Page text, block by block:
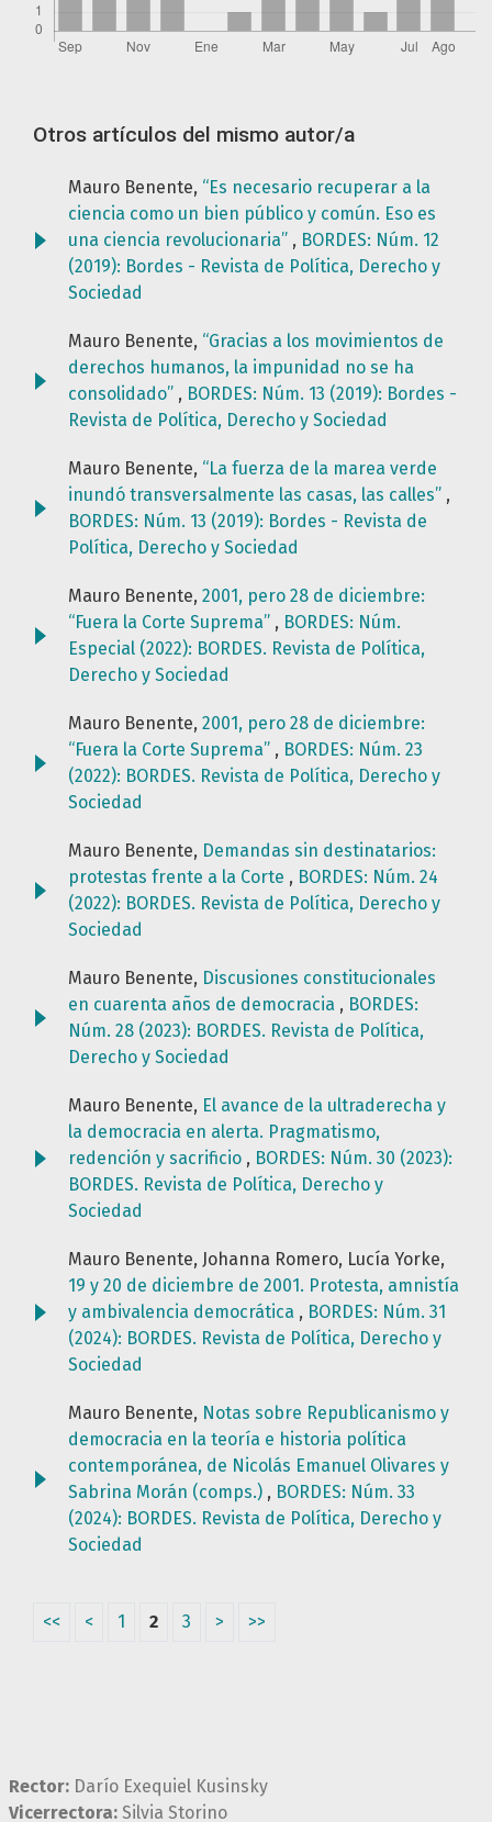
Otros artículos del mismo autor/a
Mauro Benente, “Es necesario recuperar a la
ciencia como un bien público y común. Eso es
una ciencia revolucionaria” , BORDES: Núm. 12
(2019): Bordes - Revista de Política, Derecho y
Sociedad
Mauro Benente, “Gracias a los movimientos de
derechos humanos, la impunidad no se ha
consolidado” , BORDES: Núm. 13 (2019): Bordes -
Revista de Política, Derecho y Sociedad
Mauro Benente, “La fuerza de la marea verde
inundó transversalmente las casas, las calles” ,
BORDES: Núm. 13 (2019): Bordes - Revista de
Política, Derecho y Sociedad
Mauro Benente, 2001, pero 28 de diciembre:
“Fuera la Corte Suprema” , BORDES: Núm.
Especial (2022): BORDES. Revista de Política,
Derecho y Sociedad
Mauro Benente, 2001, pero 28 de diciembre:
“Fuera la Corte Suprema” , BORDES: Núm. 23
(2022): BORDES. Revista de Política, Derecho y
Sociedad
Mauro Benente, Demandas sin destinatarios:
protestas frente a la Corte , BORDES: Núm. 24
(2022): BORDES. Revista de Política, Derecho y
Sociedad
Mauro Benente, Discusiones constitucionales
en cuarenta años de democracia , BORDES:
Núm. 28 (2023): BORDES. Revista de Política,
Derecho y Sociedad
Mauro Benente, El avance de la ultraderecha y
la democracia en alerta. Pragmatismo,
redención y sacrificio , BORDES: Núm. 30 (2023):
BORDES. Revista de Política, Derecho y
Sociedad
Mauro Benente, Johanna Romero, Lucía Yorke,
19 y 20 de diciembre de 2001. Protesta, amnistía
y ambivalencia democrática , BORDES: Núm. 31
(2024): BORDES. Revista de Política, Derecho y
Sociedad
Mauro Benente, Notas sobre Republicanismo y
democracia en la teoría e historia política
contemporánea, de Nicolás Emanuel Olivares y
Sabrina Morán (comps.) , BORDES: Núm. 33
(2024): BORDES. Revista de Política, Derecho y
Sociedad
<< < 1 2 3 > >>
Rector: Darío Exequiel Kusinsky
Vicerrectora: Silvia Storino